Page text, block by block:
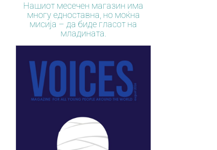
Нашиот месечен магазин има
многу едноставна, но моќна
мисија – да биде гласот на
младината.